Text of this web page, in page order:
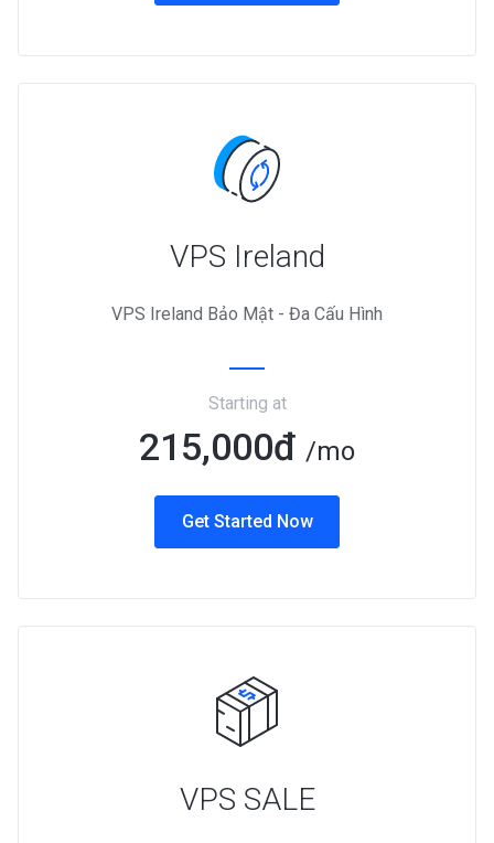
VPS Ireland
VPS Ireland Bảo Mật - Đa Cấu Hình
Starting at
215,000đ /mo
Get Started Now
VPS SALE